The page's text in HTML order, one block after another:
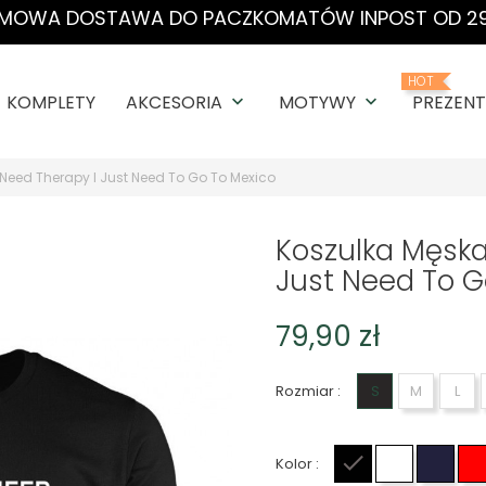
DOSTAWA DO PACZKOMATÓW INPOST OD
KOMPLETY AKCESORIA keyboard_arrow_down MOTYWY keyboard_arrow_down
HOT
Therapy I Just Need To Go To Mexico
Koszulka
Just Need To
79,90 zł
Rozmiar : S M L
Kolor :